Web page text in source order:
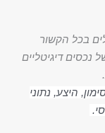
בכל הקשור
נכסים דיגיטליים
היצע, נתוני